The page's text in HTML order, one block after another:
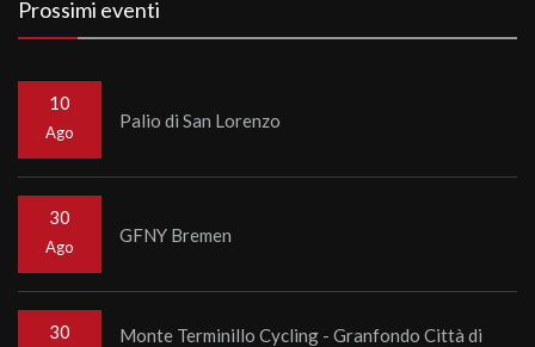
Prossimi eventi
10
Ago
Palio di San Lorenzo
30
Ago
GFNY Bremen
30
Monte Terminillo Cycling - Granfondo Città di